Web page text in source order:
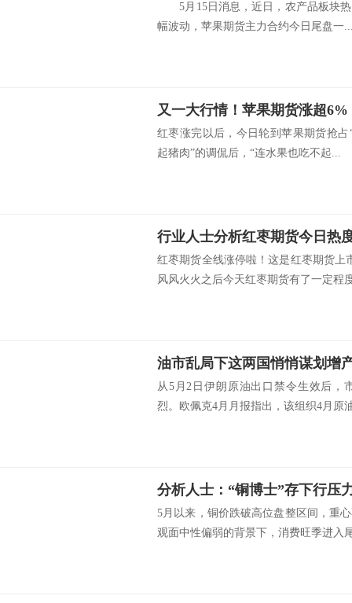
5月15日消息，近日，农产品板块热
幅波动，苹果期货主力合约今日尾盘一
又一大行情！苹果期货涨超
红枣涨完以后，今日轮到苹果期货抢
起猪肉”的调侃后，“连水果也吃不起...
红枣期货全线涨停啦！这是红枣期货上
风风火火之后今天红枣期货有了一定程
从5月2日伊朗原油出口禁令生效后，
烈。欧佩克4月月报指出，该组织4月原
分析人士：“铜博士”存下行压
5月以来，铜价跌破高位盘整区间，重
观面中性偏弱的背景下，消费旺季进入